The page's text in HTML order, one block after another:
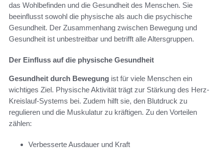
das Wohlbefinden und die Gesundheit des Menschen. Sie
beeinflusst sowohl die physische als auch die psychische
Gesundheit. Der Zusammenhang zwischen Bewegung und
Gesundheit ist unbestreitbar und betrifft alle Altersgruppen.
Der Einfluss auf die physische Gesundheit
Gesundheit durch Bewegung ist für viele Menschen ein
wichtiges Ziel. Physische Aktivität trägt zur Stärkung des Herz-
Kreislauf-Systems bei. Zudem hilft sie, den Blutdruck zu
regulieren und die Muskulatur zu kräftigen. Zu den Vorteilen
zählen:
Verbesserte Ausdauer und Kraft